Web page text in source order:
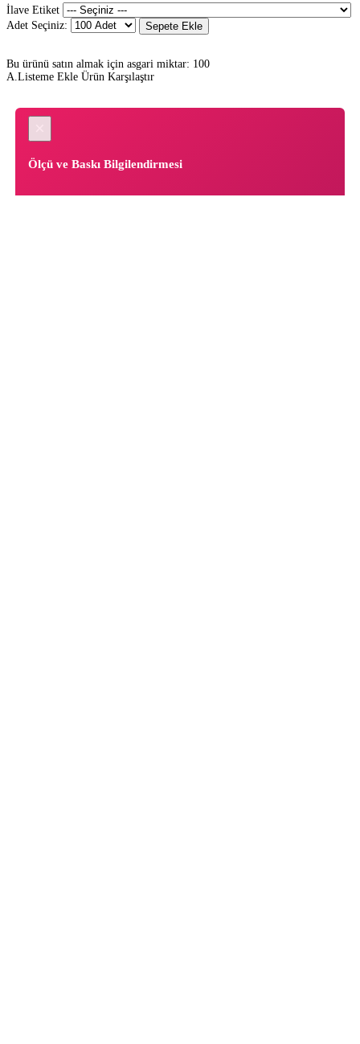
İlave Etiket
Adet Seçiniz:
Sepete Ekle
Bu ürünü satın almak için asgari miktar: 100
A.Listeme Ekle Ürün Karşılaştır
Ölçü ve Baskı Bilgilendirmesi